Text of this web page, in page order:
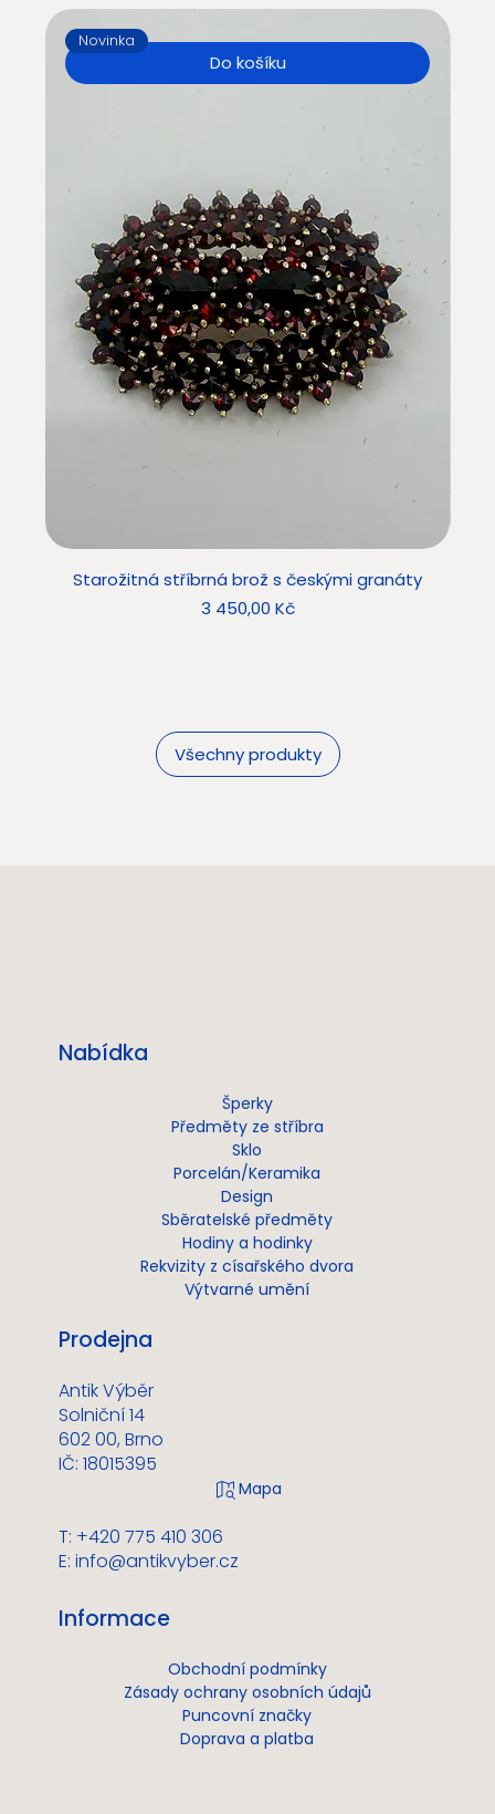
Všechny produkty
Do košíku
Novinka
Starožitná stříbrná brož s českými granáty
Cena
3 450,00 Kč
Nabídka
Šperky
Předměty ze stříbra
Sklo
Porcelán/Keramika
Design
Sběratelské předměty
Hodiny a hodinky
Rekvizity z císařského dvora
Výtvarné umění
Prodejna
Antik Výběr
Solniční 14
602 00, Brno
IČ: 18015395
T: +420 775 410 306
E: info@antikvyber.cz
Informace
Obchodní podmínky
Zásady ochrany osobních údajů
Puncovní značky
Doprava a platba